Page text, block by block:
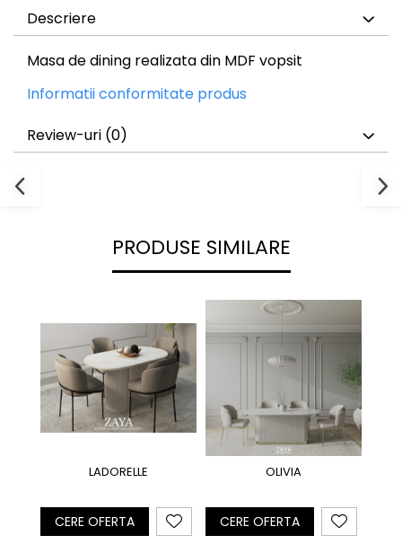
Descriere
Masa de dining realizata din MDF vopsit
Informatii conformitate produs
Review-uri (0)
PRODUSE SIMILARE
LADORELLE
CERE OFERTA
OLIVIA
CERE OFERTA